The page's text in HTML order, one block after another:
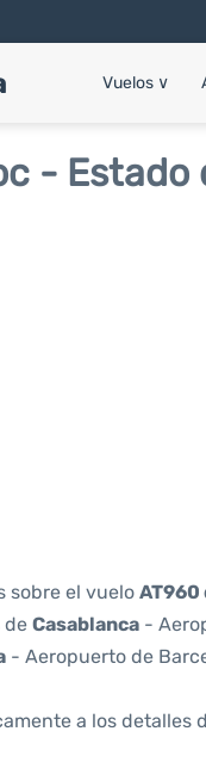
Vuelos ∨
- Estado
sobre el vuelo AT960
de Casablanca -
- Aeropuerto de
a los detalles